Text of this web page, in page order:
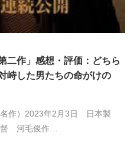
作」感想・評価：どちら
峙した男たちの命がけの
）2023年2月3日 日本製
河毛俊作…